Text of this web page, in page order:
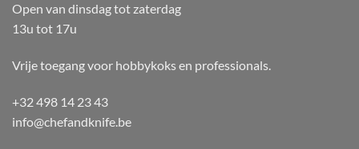
Open van dinsdag tot zaterdag
13u tot 17u
Vrije toegang voor hobbykoks en professionals.
+32 498 14 23 43
info@chefandknife.be